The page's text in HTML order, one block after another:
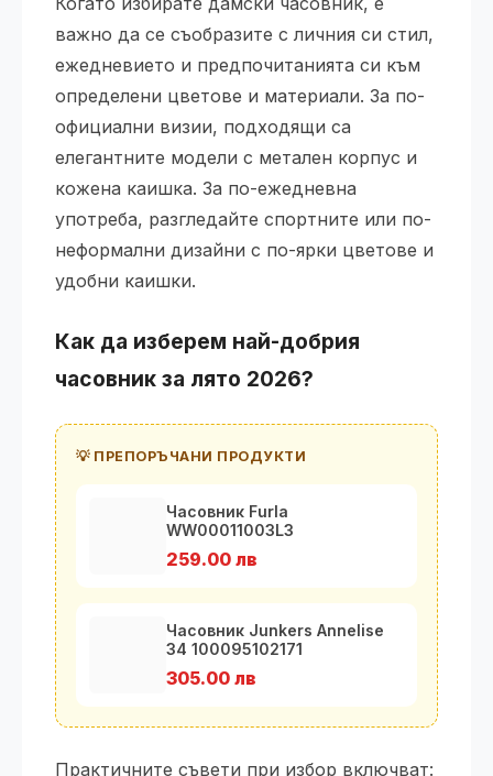
важно да се съобразите с личния си стил,
ежедневието и предпочитанията си към
определени цветове и материали. За по-
официални визии, подходящи са
елегантните модели с метален корпус и
кожена каишка. За по-ежедневна
употреба, разгледайте спортните или по-
неформални дизайни с по-ярки цветове и
удобни каишки.
Как да изберем най-добрия
часовник за лято 2026?
💡 ПРЕПОРЪЧАНИ ПРОДУКТИ
Часовник Furla
WW00011003L3
259.00 лв
Часовник Junkers Annelise
34 100095102171
305.00 лв
Практичните съвети при избор включват: